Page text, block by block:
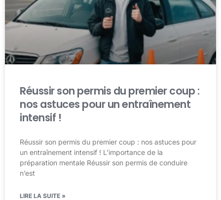
Réussir son permis du premier coup :
nos astuces pour un entraînement
intensif !
Réussir son permis du premier coup : nos astuces pour
un entraînement intensif ! L’importance de la
préparation mentale Réussir son permis de conduire
n’est
LIRE LA SUITE »